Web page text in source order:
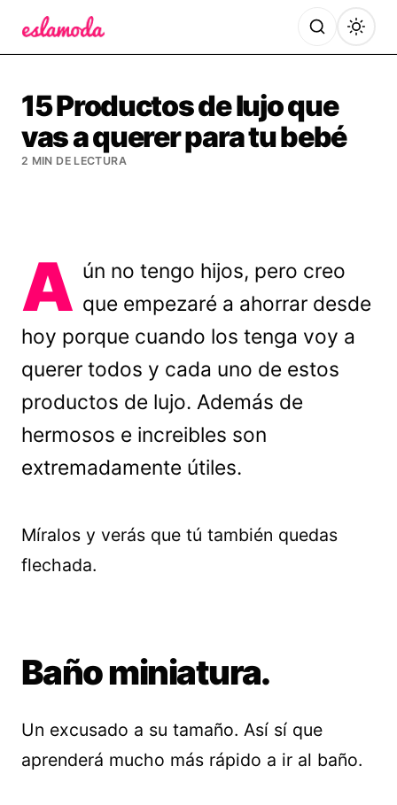
15 Productos de lujo que
vas a querer para tu bebé
2 MIN DE LECTURA
A ún no tengo hijos, pero creo
que empezaré a ahorrar desde
hoy porque cuando los tenga voy a
querer todos y cada uno de estos
productos de lujo. Además de
hermosos e increibles son
extremadamente útiles.
Míralos y verás que tú también quedas
flechada.
Baño miniatura.
Un excusado a su tamaño. Así sí que
aprenderá mucho más rápido a ir al baño.